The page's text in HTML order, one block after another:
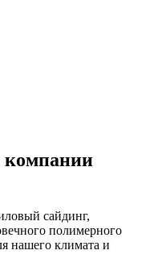
компании
сайдинг,
полимерного
нашего климата и